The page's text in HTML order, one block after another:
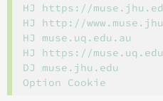
HJ https://
HJ http://
HJ muse.uq.edu.au
HJ https://
DJ muse.jhu.edu